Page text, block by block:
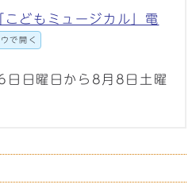
どもミュージカル」電
で開く
日日曜日から8月8日土曜